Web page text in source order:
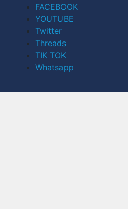
FACEBOOK
YOUTUBE
Twitter
Threads
TIK TOK
Whatsapp